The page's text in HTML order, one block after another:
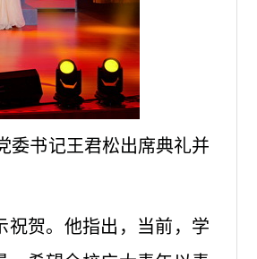
委书记王君松出席典礼并
祝贺。他指出，当前，学